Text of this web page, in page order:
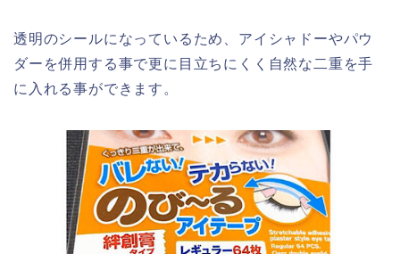
透明のシールになっているため、アイシャドーやパウ
ダーを併用する事で更に目立ちにくく自然な二重を手
に入れる事ができます。